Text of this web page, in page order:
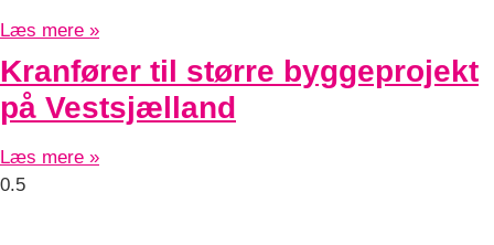
Læs mere »
Kranfører til større byggeprojekt
på Vestsjælland
Læs mere »